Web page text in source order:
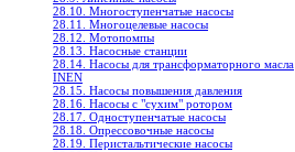
28.10. Многоступенчатые насосы
28.11. Многоцелевые насосы
28.12. Мотопомпы
28.13. Насосные станции
28.14. Насосы для трансформаторного масла
INEN
28.15. Насосы повышения давления
28.16. Насосы с "сухим" ротором
28.17. Одноступенчатые насосы
28.18. Опрессовочные насосы
28.19. Перистальтические насосы